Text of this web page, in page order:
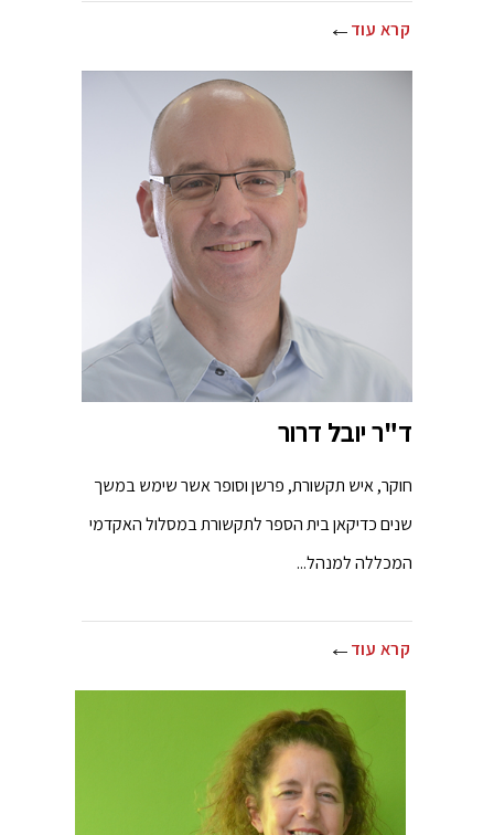
קרא עוד
ד"ר יובל דרור
חוקר, איש תקשורת, פרשן וסופר אשר שימש במשך
שנים כדיקאן בית הספר לתקשורת במסלול האקדמי
המכללה למנהל...
קרא עוד